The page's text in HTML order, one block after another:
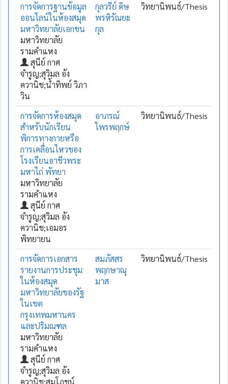
การจัดการฐานข้อมูล
ออนไลน์ในห้องสมุด
มหาวิทยาลัยเอกชน
มหาวิทยาลัย
รามคำแหง
สุนีย์ กาศ
จำรูญ;สุวิมล อัง
ควานิช;น้ำทิพย์ วิภา
วิน
กุลวรีย์ ดิษ
พรหิรัณยะ
กุล
วิทยานิพนธ์/Thesis
การจัดการห้องสมุด
สำหรับนักเรียน
พิการทางกายหรือ
การเคลื่อนไหวของ
โรงเรียนอาชีวพระ
มหาไถ่ พัทยา
มหาวิทยาลัย
รามคำแหง
สุนีย์ กาศ
จำรูญ;สุวิมล อัง
ควานิช;เอมอร
พิทยายน
อาภรณ์
ไพรพฤกษ์
วิทยานิพนธ์/Thesis
การจัดการเอกสาร
รายงานการประชุม
ในห้องสมุด
มหาวิทยาลัยของรัฐ
ในเขต
กรุงเทพมหานคร
และปริมณฑล
มหาวิทยาลัย
รามคำแหง
สุนีย์ กาศ
จำรูญ;สุวิมล อัง
ควานิช;สมโภชน์
สมภัสสร
พฤกษาณุ
มาส
วิทยานิพนธ์/Thesis